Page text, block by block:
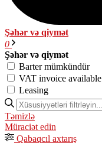
Şəhər və qiymət
0
Şəhər və qiymət
Barter mümkündür
VAT invoice available
Leasing
Təmizlə
Müraciət edin
Qabaqcıl axtarış